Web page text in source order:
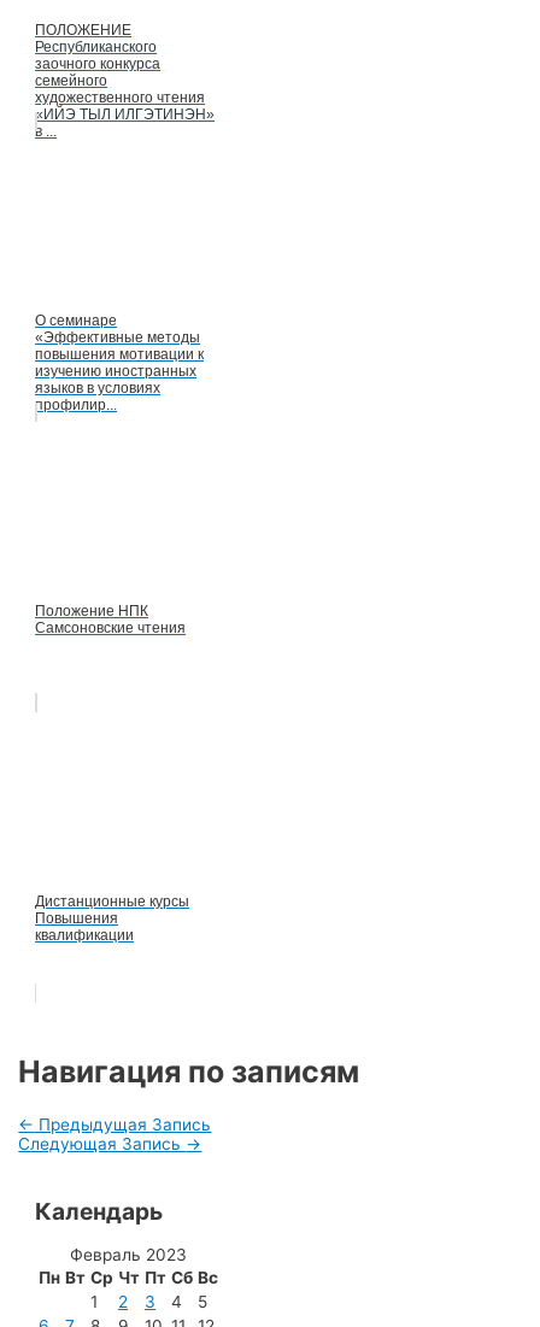
ПОЛОЖЕНИЕ
Республиканского
заочного конкурса
семейного
художественного чтения
«ИЙЭ ТЫЛ ИЛГЭТИНЭН»
в ...
О семинаре
«Эффективные методы
повышения мотивации к
изучению иностранных
языков в условиях
профилир...
Положение НПК
Самсоновские чтения
Дистанционные курсы
Повышения
квалификации
Навигация по записям
← Предыдущая Запись
Следующая Запись →
Календарь
Февраль 2023
Пн Вт Ср Чт Пт Сб Вс
1
2 3 4
5